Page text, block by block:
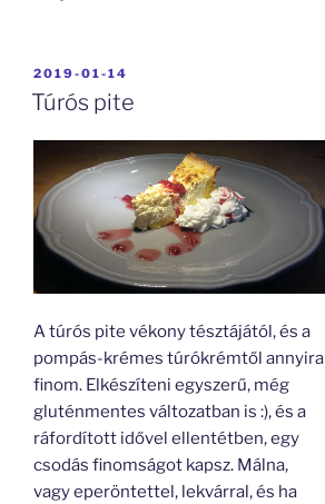
BEKÜLDVE:
2019-01-14
Túrós pite
A túrós pite vékony tésztájától, és a
pompás-krémes túrókrémtől annyira
finom. Elkészíteni egyszerű, még
gluténmentes változatban is :), és a
ráfordított idővel ellentétben, egy
csodás finomságot kapsz. Málna,
vagy eperöntettel, lekvárral, és ha